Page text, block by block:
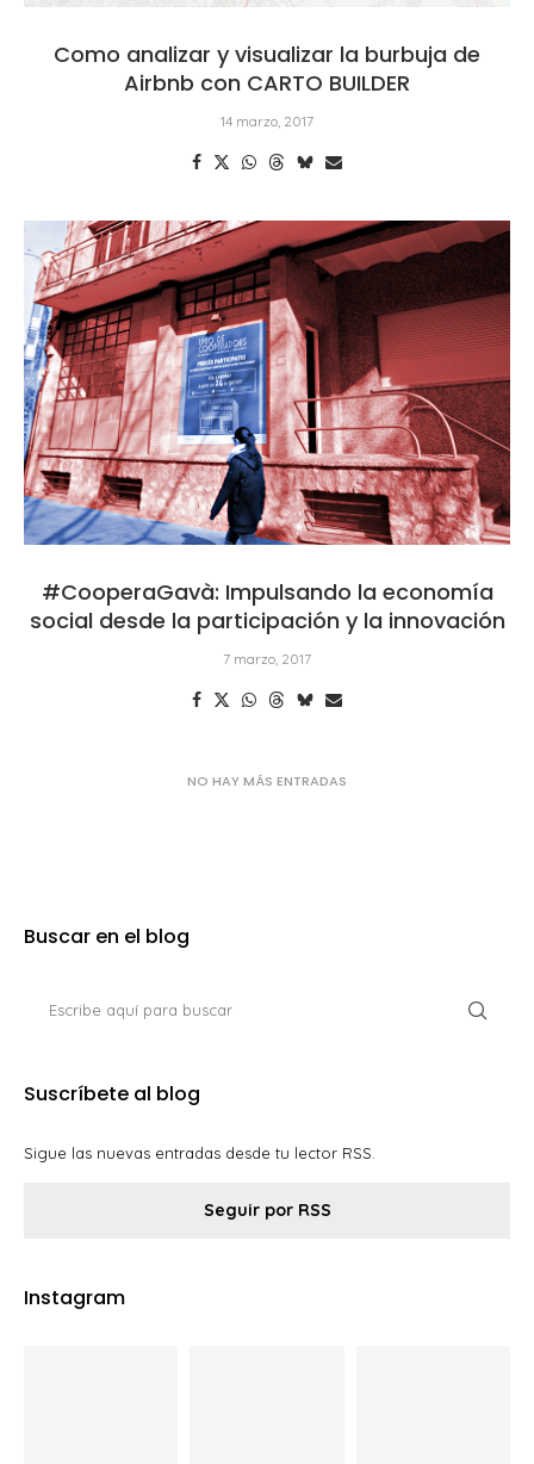
Como analizar y visualizar la burbuja de
Airbnb con CARTO BUILDER
14 marzo, 2017
#CooperaGavà: Impulsando la economía
social desde la participación y la innovación
7 marzo, 2017
Suscríbete al blog